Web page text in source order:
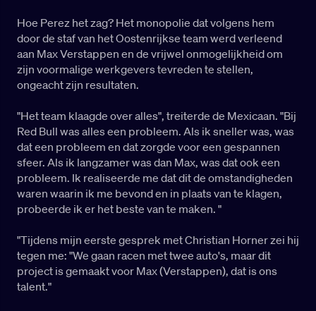
Hoe Perez het zag? Het monopolie dat volgens hem
door de staf van het Oostenrijkse team werd verleend
aan Max Verstappen en de vrijwel onmogelijkheid om
zijn voormalige werkgevers tevreden te stellen,
ongeacht zijn resultaten.
"Het team klaagde over alles", treiterde de Mexicaan. "Bij
Red Bull was alles een probleem. Als ik sneller was, was
dat een probleem en dat zorgde voor een gespannen
sfeer. Als ik langzamer was dan Max, was dat ook een
probleem. Ik realiseerde me dat dit de omstandigheden
waren waarin ik me bevond en in plaats van te klagen,
probeerde ik er het beste van te maken. "
"Tijdens mijn eerste gesprek met Christian Horner zei hij
tegen me: "We gaan racen met twee auto's, maar dit
project is gemaakt voor Max (Verstappen), dat is ons
talent."